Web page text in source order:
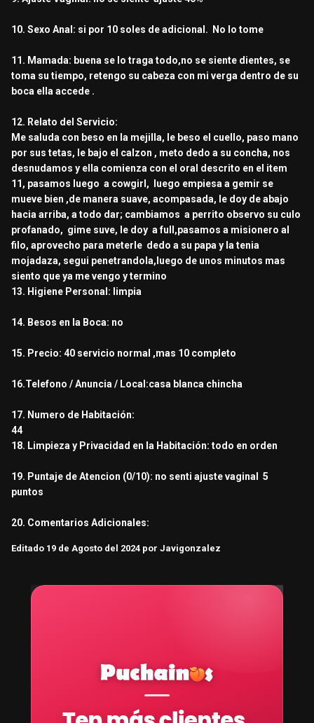
10. Sexo Anal: si por 10 soles de adicional. No lo tome
11. Mamada: buena se lo traga todo,no se siente dientes, se
toma su tiempo, retengo su cabeza con mi verga dentro de su
boca ella accede .
12. Relato del Servicio:
Me saluda con beso en la mejilla, le beso el cuello, paso mano
por sus tetas, le bajo el calzon , meto dedo a su concha, nos
desnudamos y ella comienza con el oral descrito en el item
11, pasamos luego a cowgirl, luego empiesa a gemir se
mueve bien ,de manera suave, acompasada, le doy de abajo
hacia arriba, a todo dar; cambiamos a perrito observo su culo
profanado, gime suve, le doy a full,pasamos a misionero al
filo, aprovecho para meterle dedo a su papa y la tenia
mojadaza, segui penetrandola,luego de unos minutos mas
siento que ya me vengo y termino
13. Higiene Personal: limpia
14. Besos en la Boca: no
15. Precio: 40 servicio normal ,mas 10 completo
16.Telefono / Anuncia / Local:casa blanca chincha
17. Numero de Habitación:
44
18. Limpieza y Privacidad en la Habitación: todo en orden
19. Puntaje de Atencion (0/10): no senti ajuste vaginal 5
puntos
20. Comentarios Adicionales:
Editado 19 de Agosto del 2024 por Javigonzalez